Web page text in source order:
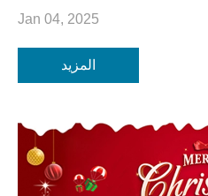
Jan 04, 2025
المزيد